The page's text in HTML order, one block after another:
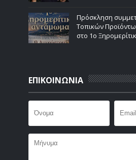
Πρόσκληση
Τοπικών
στο 1ο
ΕΠΙΚΟΙΝΩΝΙΑ